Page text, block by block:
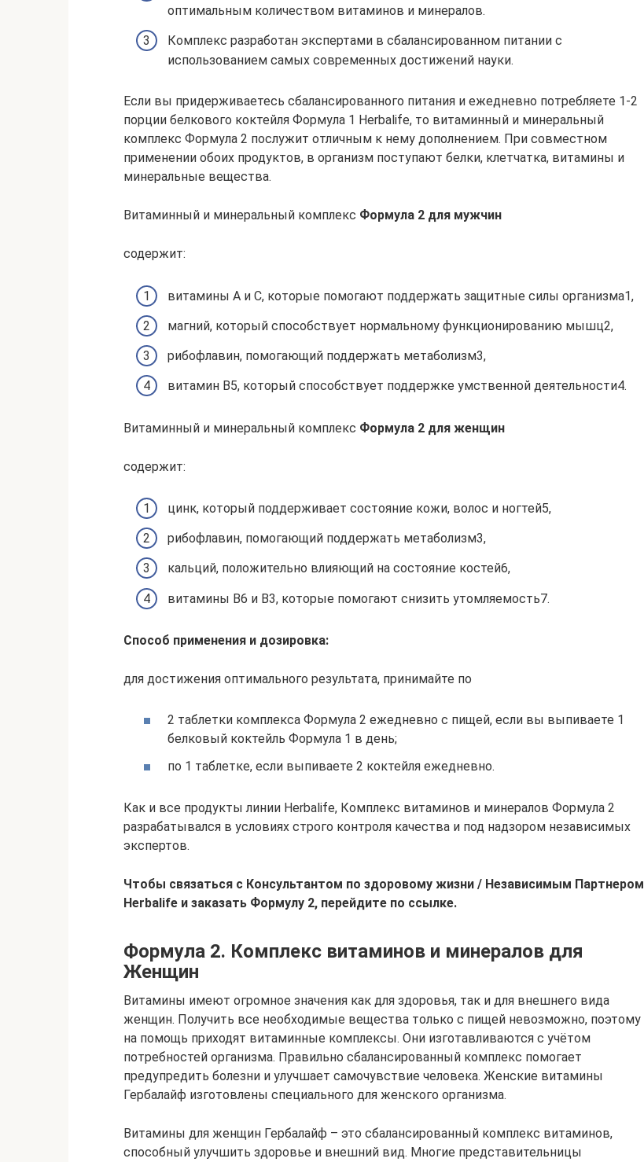
оптимальным количеством витаминов и минералов.
Комплекс разработан экспертами в сбалансированном питании с
использованием самых современных достижений науки.
Если вы придерживаетесь сбалансированного питания и ежедневно потребляете 1-2
порции белкового коктейля Формула 1 Herbalife, то витаминный и минеральный
комплекс Формула 2 послужит отличным к нему дополнением. При совместном
применении обоих продуктов, в организм поступают белки, клетчатка, витамины и
минеральные вещества.
Витаминный и минеральный комплекс Формула 2 для мужчин
содержит:
витамины А и С, которые помогают поддержать защитные силы организма1,
магний, который способствует нормальному функционированию мышц2,
рибофлавин, помогающий поддержать метаболизм3,
витамин В5, который способствует поддержке умственной деятельности4.
Витаминный и минеральный комплекс Формула 2 для женщин
содержит:
цинк, который поддерживает состояние кожи, волос и ногтей5,
рибофлавин, помогающий поддержать метаболизм3,
кальций, положительно влияющий на состояние костей6,
витамины B6 и B3, которые помогают снизить утомляемость7.
Способ применения и дозировка:
для достижения оптимального результата, принимайте по
2 таблетки комплекса Формула 2 ежедневно с пищей, если вы выпиваете 1
белковый коктейль Формула 1 в день;
по 1 таблетке, если выпиваете 2 коктейля ежедневно.
Как и все продукты линии Herbalife, Комплекс витаминов и минералов Формула 2
разрабатывался в условиях строго контроля качества и под надзором независимых
экспертов.
Чтобы связаться с Консультантом по здоровому жизни / Независимым Партнером
Herbalife и заказать Формулу 2, перейдите по ссылке.
Формула 2. Комплекс витаминов и минералов для
Женщин
Витамины имеют огромное значения как для здоровья, так и для внешнего вида
женщин. Получить все необходимые вещества только с пищей невозможно, поэтому
на помощь приходят витаминные комплексы. Они изготавливаются с учётом
потребностей организма. Правильно сбалансированный комплекс помогает
предупредить болезни и улучшает самочувствие человека. Женские витамины
Гербалайф изготовлены специального для женского организма.
Витамины для женщин Гербалайф – это сбалансированный комплекс витаминов,
способный улучшить здоровье и внешний вид. Многие представительницы